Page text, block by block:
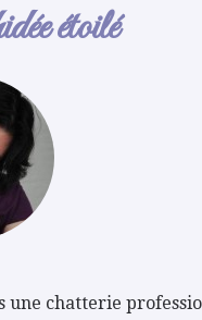
étoilé
une chatterie